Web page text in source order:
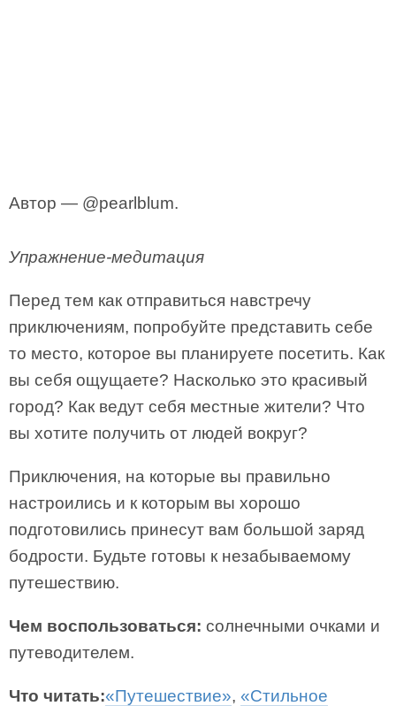
Автор — @pearlblum.
Упражнение-медитация
Перед тем как отправиться навстречу
приключениям, попробуйте представить себе
то место, которое вы планируете посетить. Как
вы себя ощущаете? Насколько это красивый
город? Как ведут себя местные жители? Что
вы хотите получить от людей вокруг?
Приключения, на которые вы правильно
настроились и к которым вы хорошо
подготовились принесут вам большой заряд
бодрости. Будьте готовы к незабываемому
путешествию.
Чем воспользоваться: солнечными очками и
путеводителем.
Что читать:«Путешествие», «Стильное